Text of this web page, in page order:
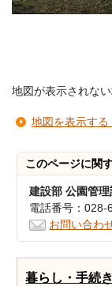
地図が表示されな
地図を表示する
このページに関
建設部 公園管理
電話番号：
お問い合わ
暮らし・手続き